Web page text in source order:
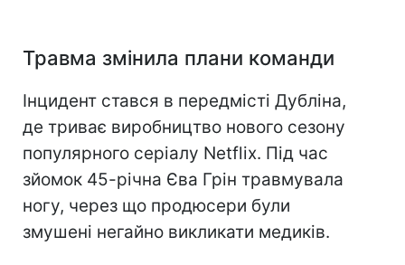
Травма змінила плани команди
Інцидент стався в передмісті Дубліна,
де триває виробництво нового сезону
популярного серіалу Netflix. Під час
зйомок 45-річна Єва Грін травмувала
ногу, через що продюсери були
змушені негайно викликати медиків.